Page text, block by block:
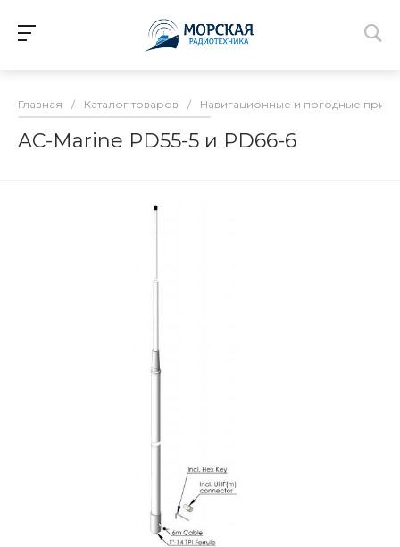
Главная / Каталог товаров / Навигационные и погодные
AC-Marine PD55-5 и PD66-6